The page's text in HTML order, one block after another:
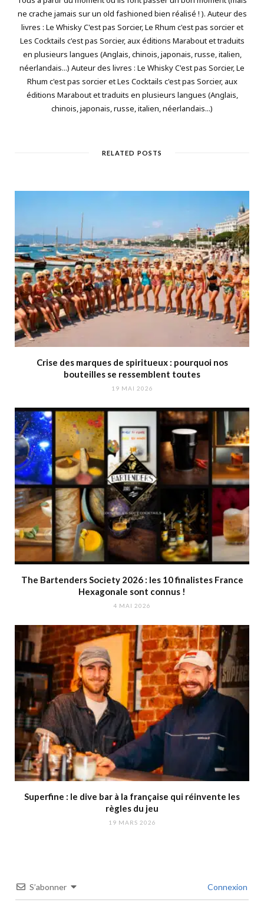
ne crache jamais sur un old fashioned bien réalisé ! ). Auteur des
livres : Le Whisky C'est pas Sorcier, Le Rhum c'est pas sorcier et
Les Cocktails c'est pas Sorcier, aux éditions Marabout et traduits
en plusieurs langues (Anglais, chinois, japonais, russe, italien,
néerlandais...) Auteur des livres : Le Whisky C'est pas Sorcier, Le
Rhum c'est pas sorcier et Les Cocktails c'est pas Sorcier, aux
éditions Marabout et traduits en plusieurs langues (Anglais,
chinois, japonais, russe, italien, néerlandais...)
RELATED POSTS
Crise des marques de spiritueux : pourquoi nos
bouteilles se ressemblent toutes
19 MAI 2026
The Bartenders Society 2026 : les 10 finalistes France
Hexagonale sont connus !
4 MAI 2026
Superfine : le dive bar à la française qui réinvente les
règles du jeu
19 MARS 2026
S’abonner Connexion